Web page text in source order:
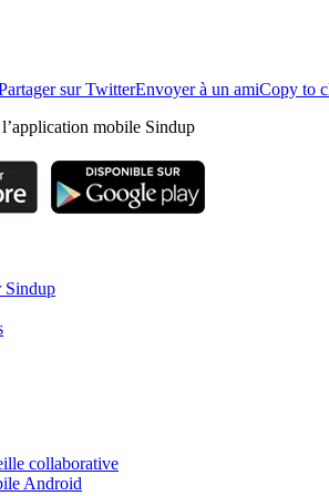
sur TwitterEnvoyer à un amiCopy to
mobile Sindup
Sindup
collaborative
Android